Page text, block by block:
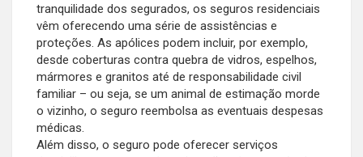
tranquilidade dos segurados, os seguros residenciais
vêm oferecendo uma série de assistências e
proteções. As apólices podem incluir, por exemplo,
desde coberturas contra quebra de vidros, espelhos,
mármores e granitos até de responsabilidade civil
familiar – ou seja, se um animal de estimação morde
o vizinho, o seguro reembolsa as eventuais despesas
médicas.
Além disso, o seguro pode oferecer serviços